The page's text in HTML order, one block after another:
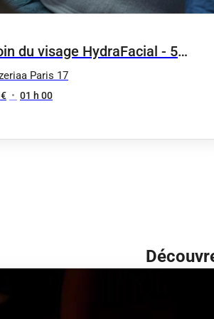
du visage HydraFacial - 5
Paris 17
• 01 h 00